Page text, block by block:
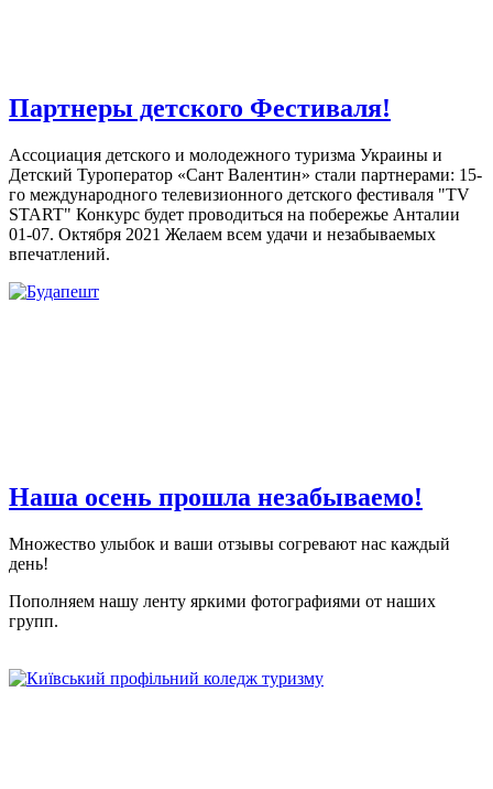
Партнеры детского Фестиваля!
Ассоциация детского и молодежного туризма Украины и
Детский Туроператор «Сант Валентин» стали партнерами: 15-
го международного телевизионного детского фестиваля "TV
START" Конкурс будет проводиться на побережье Анталии
01-07. Октября 2021 Желаем всем удачи и незабываемых
впечатлений.
Наша осень прошла незабываемо!
Множество улыбок и ваши отзывы согревают нас каждый
день!
Пополняем нашу ленту яркими фотографиями от наших
групп.